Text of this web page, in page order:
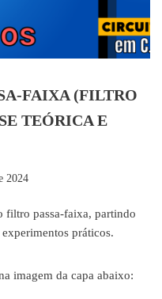
FAIXA (FILTRO
TEÓRICA E
2024
filtro passa-faixa, partindo
práticos.
imagem da capa abaixo: